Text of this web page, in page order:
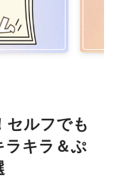
セルフでも
キラ＆ぷ